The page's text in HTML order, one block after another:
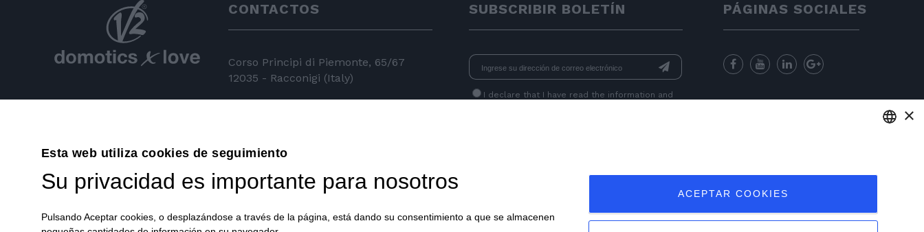
CONTACTOS
Corso Principi di Piemonte, 65/67
12035 - Racconigi (Italy)
SUBSCRIBIR BOLETÍN
I declare that I have read the information and
PÁGINAS SOCIALES
ITALIAN
×
Esta web utiliza cookies de seguimiento
Su privacidad es importante para nosotros
Pulsando Aceptar cookies, o desplazándose a través de la página, está dando su consentimiento a que se almacenen
ACEPTAR COOKIES